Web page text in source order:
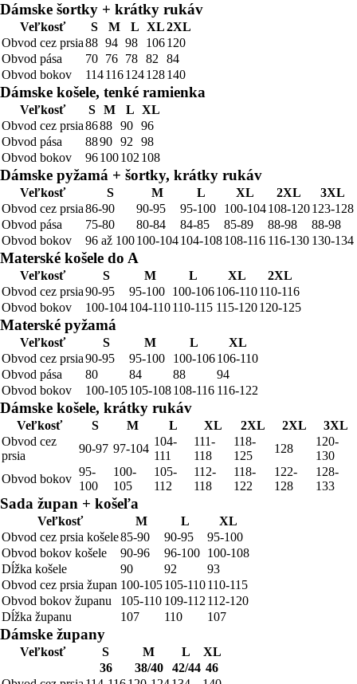
Dámske šortky + krátky rukáv
Veľkosť S M L XL2XL
Obvod cez prsia88 94 98 106120
Obvod pása
70 76 78 82
84
Obvod bokov
114116124128140
Dámske košele, tenké ramienka
Veľkosť S M L XL
Obvod cez prsia8688 90 96
Obvod pása
8890 92
98
Obvod bokov
96100102 108
Dámske pyžamá + šortky, krátky rukáv
Veľkosť S M L XL 2XL
3XL
Obvod cez prsia86-90 90-95 95-100 100-104108-120123-128
Obvod pása
75-80 80-84 84-85 85-89 88-98
88-98
Obvod bokov
96 až 100100-104104-108108-116 116-130 130-134
Materské košele do A
Veľkosť S M L XL
2XL
Obvod cez prsia90-95 95-100 100-106106-110110-116
Obvod bokov
100-104104-110110-115 115-120120-125
Materské pyžamá
Veľkosť S M L
XL
Obvod cez prsia90-95 95-100 100-106106-110
Obvod pása
80 84 88
94
Obvod bokov
100-105105-108108-116 116-122
Dámske košele, krátky rukáv
Veľkosť S M L XL 2XL 2XL
3XL
Obvod cez
prsia
90-97 97-104
104-
111
111-
118
118-
125
128
120-
130
Obvod bokov
95-
100
100-
105
105-
112
112-
118
118-
122
122-
128
128-
133
Sada župan + košeľa
Veľkosť M L
XL
Obvod cez prsia košele85-90 90-95
95-100
Obvod bokov košele
90-96 96-100 100-108
Dĺžka košele
90 92
93
Obvod cez prsia župan 100-105105-110110-115
Obvod bokov županu
105-110 109-112 112-120
Dĺžka županu
107 110 107
Dámske župany
Veľkosť S M L
XL
36
38/40 42/44 46